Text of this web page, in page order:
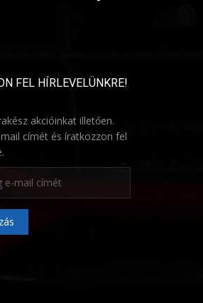
FEL HÍRLEVELÜNKRE!
akcióinkat illetően.
címét és íratkozzon fel